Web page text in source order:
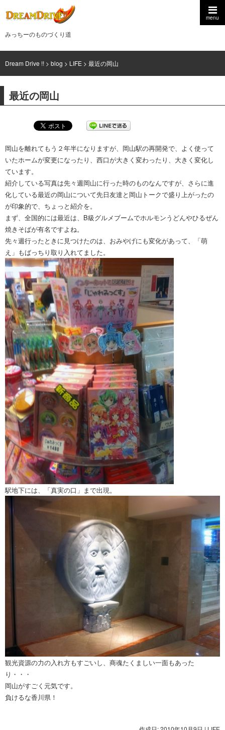
menu
みっちーのものづくり道
Dream Drive !! > blog > LIFE > 最近の岡山
最近の岡山
岡山を離れてもう２年半になりますが、岡山駅の再開発で、よく使って
いたホームが変更になったり、西口が大きく変わったり、大きく変化し
ています。
紹介している写真は先々週岡山に行った時のものなんですが、さらに進
化している最近の岡山について先日友達と岡山トークで盛り上がったの
が印象的で、ちょっと紹介を。
まず、全国的には最近は、B級グルメブームでホルモンうどんやひるぜん
焼きそばが有名ですよね。
先々週行ったときに見つけたのは、おみやげにも変化があって、「萌
え」もばっちり取り入れてました。
駅地下には、「真実の口」まで出現。
観光資源の力の入れ方もすごいし、商魂たくましい一面もあった
り・・・
岡山がすごく元気です。
負けるな香川県！